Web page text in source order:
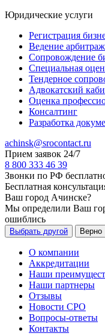
Юридические услуги
Регистрация
Ведение
Сопровождение
Специальная
Тендерное
Адвокатский
Оценка
Консалтинг
Разработка
achinsk@srocontact.ru
Прием заявок 24/7
8 800 333 46 39
Звонки по РФ
Бесплатная
Ваш город Ачинске?
Мы определили Ваш
ошиблись
Выбрать другой Верно
О компании
Аккредитации
Наши
Наши партнеры
Отзывы
Новости СРО
Вопросы-ответы
Контакты